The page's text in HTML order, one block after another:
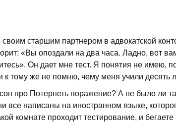
старшим партнером в адвокатской
«Вы опоздали на два часа. Ладно, вот
Он дает мне тест. Я понятия не имею,
к тому же не помню, чему меня учили десять
про Потерпеть поражение? А не было ли
все написаны на иностранном языке,
комнате проходит тестирование, и